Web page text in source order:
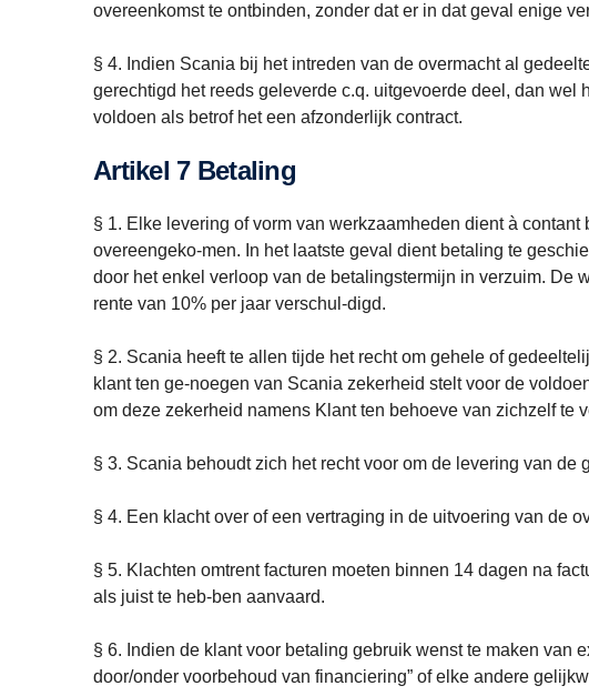
overeenkomst te ontbinden, zonder dat er in dat geval enige
§ 4. Indien Scania bij het intreden van de overmacht al
gerechtigd het reeds geleverde c.q. uitgevoerde deel, dan wel
voldoen als betrof het een afzonderlijk contract.
Artikel 7 Betaling
§ 1. Elke levering of vorm van werkzaamheden dient à
overeengeko-men. In het laatste geval dient betaling te
door het enkel verloop van de betalingstermijn in verzuim. De
rente van 10% per jaar verschul-digd.
§ 2. Scania heeft te allen tijde het recht om gehele of
klant ten ge-noegen van Scania zekerheid stelt voor de
om deze zekerheid namens Klant ten behoeve van zichzelf te
§ 3. Scania behoudt zich het recht voor om de levering van
§ 4. Een klacht over of een vertraging in de uitvoering van de
§ 5. Klachten omtrent facturen moeten binnen 14 dagen na
als juist te heb-ben aanvaard.
§ 6. Indien de klant voor betaling gebruik wenst te maken van
door/onder voorbehoud van financiering” of elke andere